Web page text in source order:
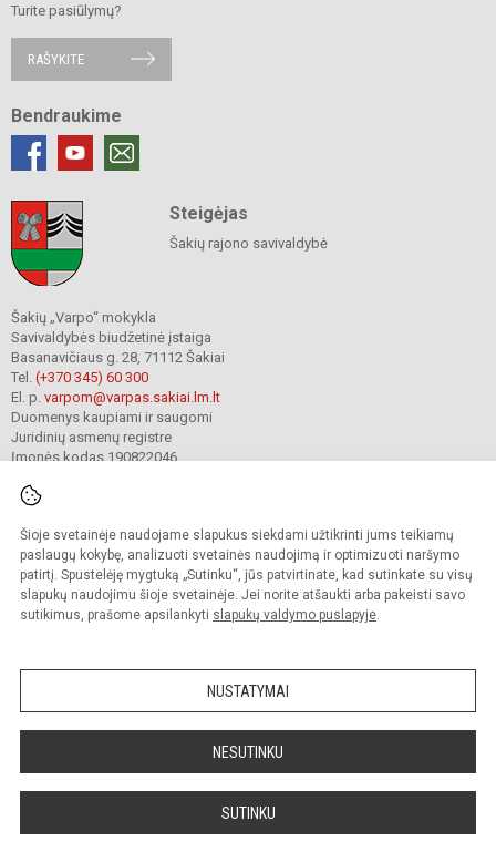
Šioje svetainėje naudojame slapukus siekdami užtikrinti jums teikiamų
paslaugų kokybę, analizuoti svetainės naudojimą ir optimizuoti naršymo
patirtį. Spustelėję mygtuką „Sutinku“, jūs patvirtinate, kad sutinkate su visų
slapukų naudojimu šioje svetainėje. Jei norite atšaukti arba pakeisti savo
sutikimus, prašome apsilankyti slapukų valdymo puslapyje.
NUSTATYMAI
NESUTINKU
SUTINKU
Turite pasiūlymų?
RAŠYKITE
Bendraukime
Steigėjas
Šakių rajono savivaldybė
Šakių „Varpo“ mokykla
Savivaldybės biudžetinė įstaiga
Basanavičiaus g. 28, 71112 Šakiai
Tel. (+370 345) 60 300
El. p. varpom@varpas.sakiai.lm.lt
Duomenys kaupiami ir saugomi
Juridinių asmenų registre
Įmonės kodas 190822046
© 2023. Šakių „Varpo“ mokykla. Visos teisės saugomos.
Kopijuoti turinį be raštiško mokyklos sutikimo griežtai draudžiama.
Prieinamumo paraiška Slapukų politika Privatumo politika
Sumanus būdas atnaujinti